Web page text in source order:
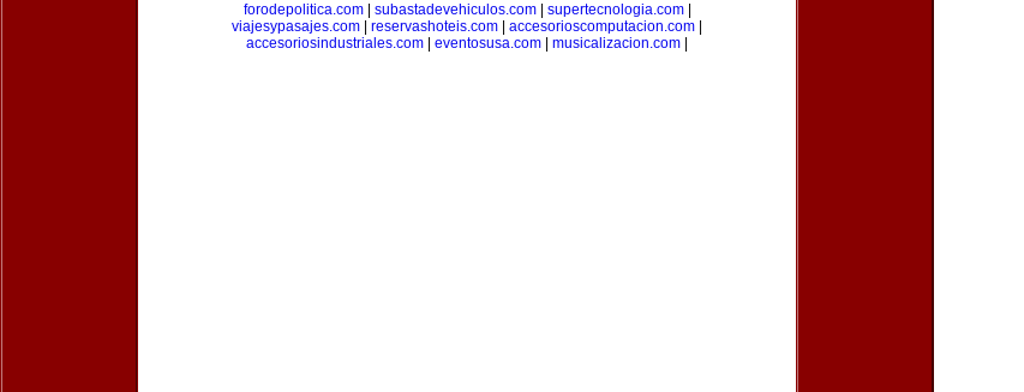
forodepolitica.com| subastadevehiculos.com| supertecnologia.com|
viajesypasajes.com
reservashoteis.com accesorioscomputacion.com
accesoriosindustriales.com
eventosusa.com musicalizacion.com